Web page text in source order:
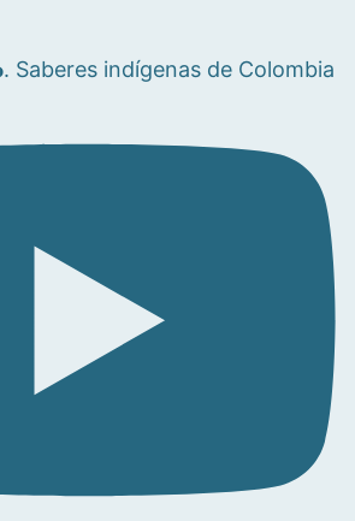
Saberes indígenas de Colombia